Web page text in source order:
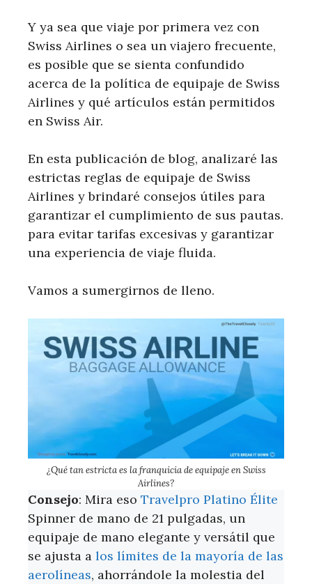
Y ya sea que viaje por primera vez con
Swiss Airlines o sea un viajero frecuente,
es posible que se sienta confundido
acerca de la política de equipaje de Swiss
Airlines y qué artículos están permitidos
en Swiss Air.
En esta publicación de blog, analizaré las
estrictas reglas de equipaje de Swiss
Airlines y brindaré consejos útiles para
garantizar el cumplimiento de sus pautas.
para evitar tarifas excesivas y garantizar
una experiencia de viaje fluida.
Vamos a sumergirnos de lleno.
¿Qué tan estricta es la franquicia de equipaje en Swiss
Airlines?
Consejo: Mira eso Travelpro Platino Élite
Spinner de mano de 21 pulgadas, un
equipaje de mano elegante y versátil que
se ajusta a los límites de la mayoría de las
aerolíneas, ahorrándole la molestia del